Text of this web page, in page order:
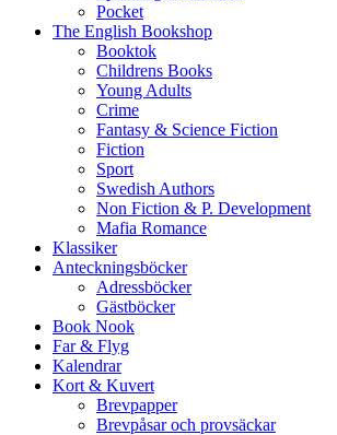
Pocket
The English Bookshop
Booktok
Childrens Books
Young Adults
Crime
Fantasy & Science Fiction
Fiction
Sport
Swedish Authors
Non Fiction & P. Development
Mafia Romance
Klassiker
Anteckningsböcker
Adressböcker
Gästböcker
Book Nook
Far & Flyg
Kalendrar
Kort & Kuvert
Brevpapper
Brevpåsar och provsäckar